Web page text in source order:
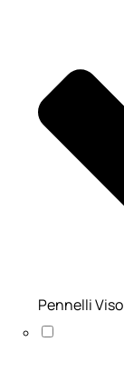
Pennelli Viso